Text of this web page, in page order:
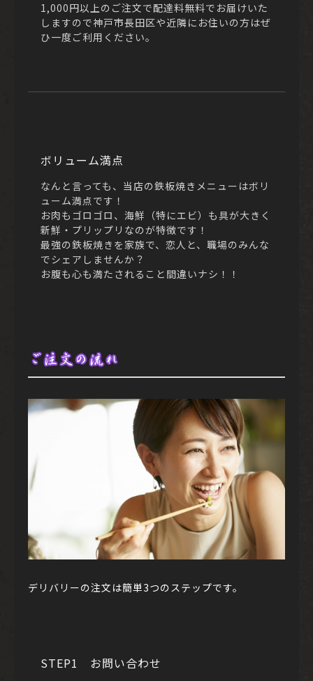
1,000円以上のご注文で配達料無料でお届けいた
しますので神戸市長田区や近隣にお住いの方はぜ
ひ一度ご利用ください。
ボリューム満点
なんと言っても、当店の鉄板焼きメニューはボリ
ューム満点です！
お肉もゴロゴロ、海鮮（特にエビ）も具が大きく
新鮮・プリップリなのが特徴です！
最強の鉄板焼きを家族で、恋人と、職場のみんな
でシェアしませんか？
お腹も心も満たされること間違いナシ！！
ご注文の流れ
デリバリーの注文は簡単3つのステップです。
STEP1 お問い合わせ